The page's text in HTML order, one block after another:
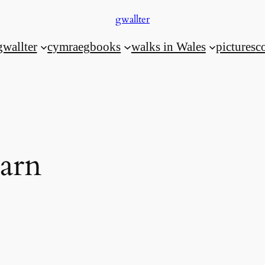
gwallter
cymraegbooks walks in Wales pictures